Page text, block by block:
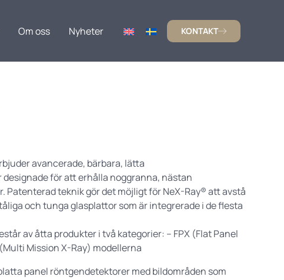
Om oss Nyheter KONTAKT
avancerade, bärbara, lätta
för att erhålla noggranna, nästan
Patenterad teknik gör det möjligt för NeX-Ray® att avstå
och tunga glasplattor som är integrerade i de flesta
av åtta produkter i två kategorier: – FPX (Flat Panel
Mission X-Ray) modellerna
panel röntgendetektorer med bildområden som